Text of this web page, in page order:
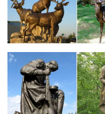
определенного завода и
Фарфоровые статуэтки
Как купить? Последняя
год – год собаки.Статуэтки
времен занял достойное
фарфоровых фабрик.
Фигурки животных из
оптом